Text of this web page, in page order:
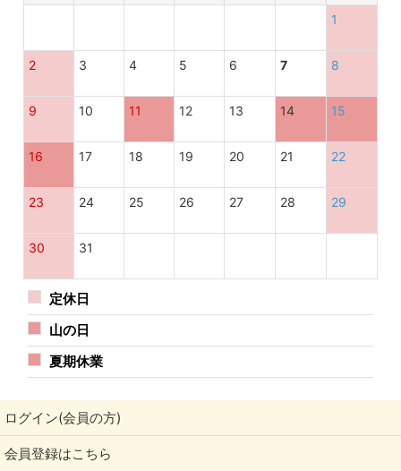
1
2 3 4 5 6 7 8
9 10 11 12 13 14 15
16 17 18 19 20 21 22
23 24 25 26 27 28 29
30 31
定休日
山の日
夏期休業
ログイン(会員の方)
会員登録はこちら